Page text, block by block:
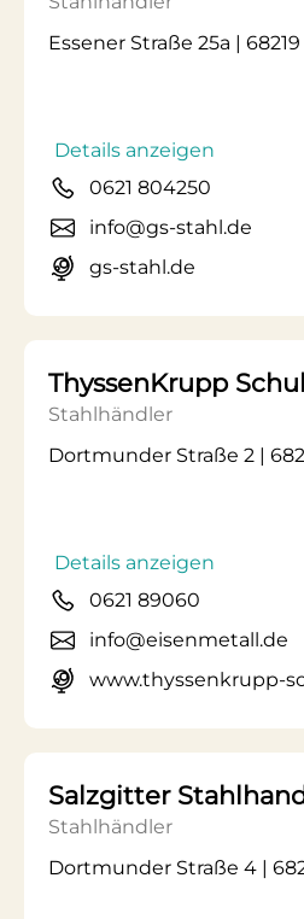
Essener Straße 25a |
Details anzeigen
0621 804250
info@gs-stahl.de
gs-stahl.de
ThyssenKrupp
Stahlhändler
Dortmunder Straße 2 |
Details anzeigen
0621 89060
info@eisenmetall.de
www.thyssenkrupp-
Salzgitter
Stahlhändler
Dortmunder Straße 4 |